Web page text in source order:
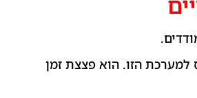
למערכת הזו. הוא פצצת זמן